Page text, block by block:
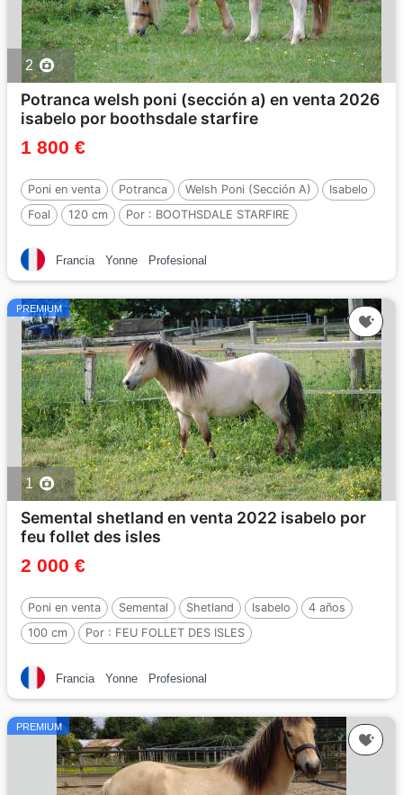
2
Potranca welsh poni (sección a) en venta 2026
isabelo por boothsdale starfire
1 800 €
Poni en venta Potranca Welsh Poni (Sección A)
Isabelo
Foal
120 cm Por : BOOTHSDALE STARFIRE
Francia Yonne Profesional
PREMIUM
1
Semental shetland en venta 2022 isabelo por
feu follet des isles
2 000 €
Poni en venta Semental Shetland Isabelo
4 años
100 cm
Por : FEU FOLLET DES ISLES
Francia Yonne Profesional
PREMIUM